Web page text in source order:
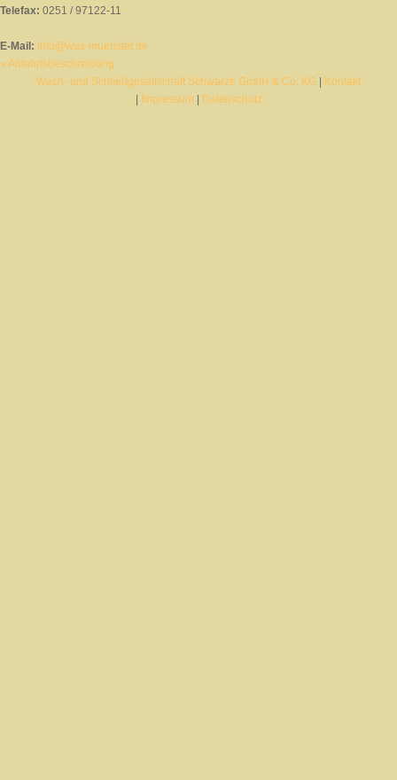
Telefax: 0251 / 97122-11
E-Mail: info@wus-muenster.de
» Anfahrtsbeschreibung
Wach- und Schließgesellschaft Schwarze GmbH & Co. KG
Kontakt
Impressum Datenschutz